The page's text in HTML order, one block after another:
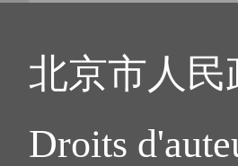
北京市人民
Droits